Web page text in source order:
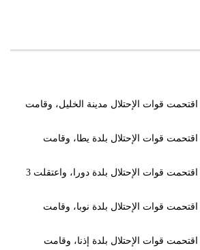
1. الساعة 12:45 اقتحمت قوات الإحتلال مدينة الخليل، وقامت
2. الساعة 23:50 اقتحمت قوات الإحتلال بلدة يطا، وقامت
3. الساعة 23:50 اقتحمت قوات الإحتلال بلدة دورا، واعتقلت 3
4. الساعة 03:50 اقتحمت قوات الإحتلال بلدة نوبا، وقامت
5. الساعة 04:15 اقتحمت قوات الإحتلال بلدة إذنا، وقامت